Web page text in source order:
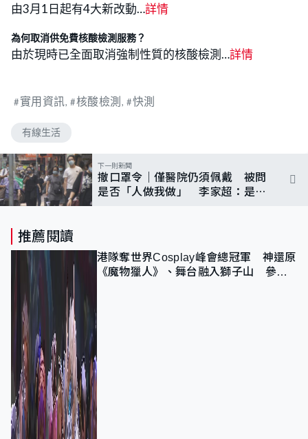
由3月1日起有4大新改動…詳情
為何取消供免費核酸檢測服務？
由於現時已全面取消強制性質的核酸檢測…詳情
實用資訊 核酸檢測 快測
有線生活
下一則新聞
撤口罩令｜僅醫院仍須佩戴 被問
是否「人做我做」 李家超：是最
推薦閱讀
港隊奪世界Cosplay峰會總冠軍 神還原
《魔物獵人》、舞台融入獅子山 參賽